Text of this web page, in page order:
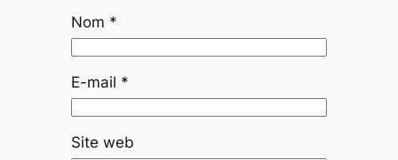
Nom *
E-mail *
Site web